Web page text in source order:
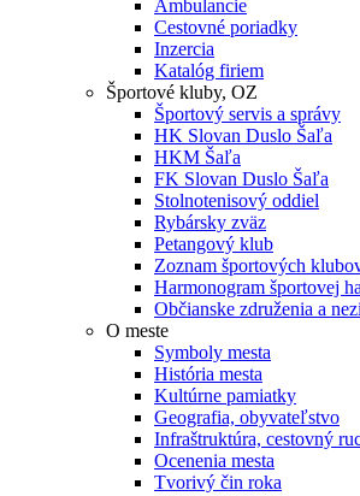
Ambulancie
Cestovné poriadky
Inzercia
Katalóg firiem
Športové kluby, OZ
Športový servis a správy
HK Slovan Duslo Šaľa
HKM Šaľa
FK Slovan Duslo Šaľa
Stolnotenisový oddiel
Rybársky zväz
Petangový klub
Zoznam športových
Harmonogram športovej
Občianske združenia a
O meste
Symboly mesta
História mesta
Kultúrne pamiatky
Geografia, obyvateľstvo
Infraštruktúra, cestovný
Ocenenia mesta
Tvorivý čin roka